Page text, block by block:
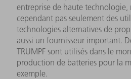
entreprise de haute technologie,
cependant pas seulement des
technologies alternatives de
aussi un fournisseur important.
TRUMPF sont utilisés dans le
production de batteries pour la
exemple.